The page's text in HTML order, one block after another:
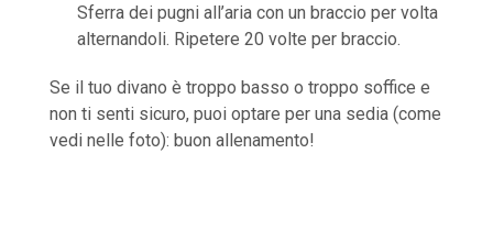
Sferra dei pugni all’aria con un braccio per volta
alternandoli. Ripetere 20 volte per braccio.
Se il tuo divano è troppo basso o troppo soffice e
non ti senti sicuro, puoi optare per una sedia (come
vedi nelle foto): buon allenamento!